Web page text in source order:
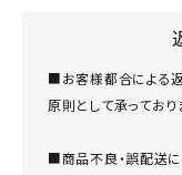
■お客様都合による
原則として承っており
■商品不良・誤配送